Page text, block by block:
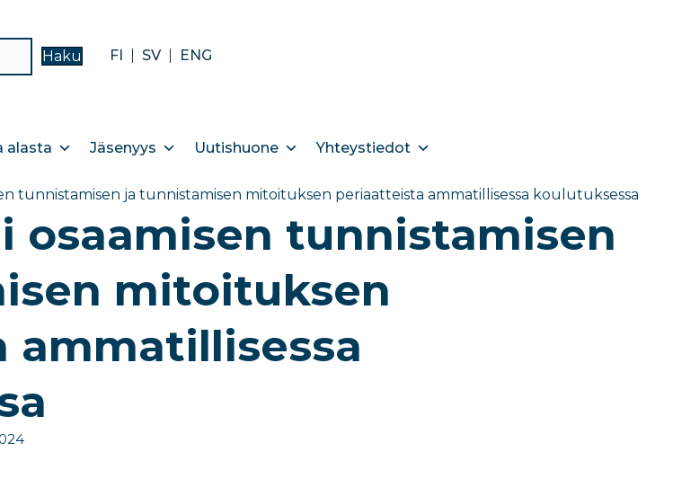
Haku FI SV ENG
alasta Jäsenyys Uutishuone Yhteystiedot
tunnistamisen ja tunnistamisen mitoituksen periaatteista ammatillisessa koulutuksessa​
osaamisen tunnistamisen
mitoituksen
ammatillisessa